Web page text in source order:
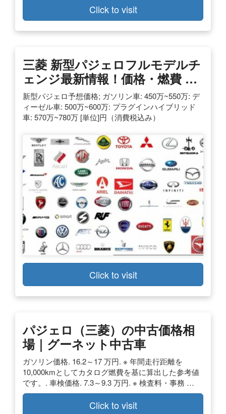
Click to visit
三菱 新型パジェロフルモデルチ
ェンジ最新情報！価格・燃費 …
新型パジェロ予想価格; ガソリン車: 450万~550万: デ
ィーゼル車: 500万~600万: プラグインハイブリッド
車: 570万~780万 [単位]円（消費税込み）
Click to visit
パジェロ（三菱）の中古価格相
場｜グーネット中古車
ガソリン価格. 16.2～17 万円. ※ 年間走行距離を
10,000kmとしてカタログ燃費を基に算出した参考値
です。. 車検価格. 7.3～9.3 万円. ※ 検査料・事務 …
Click to visit